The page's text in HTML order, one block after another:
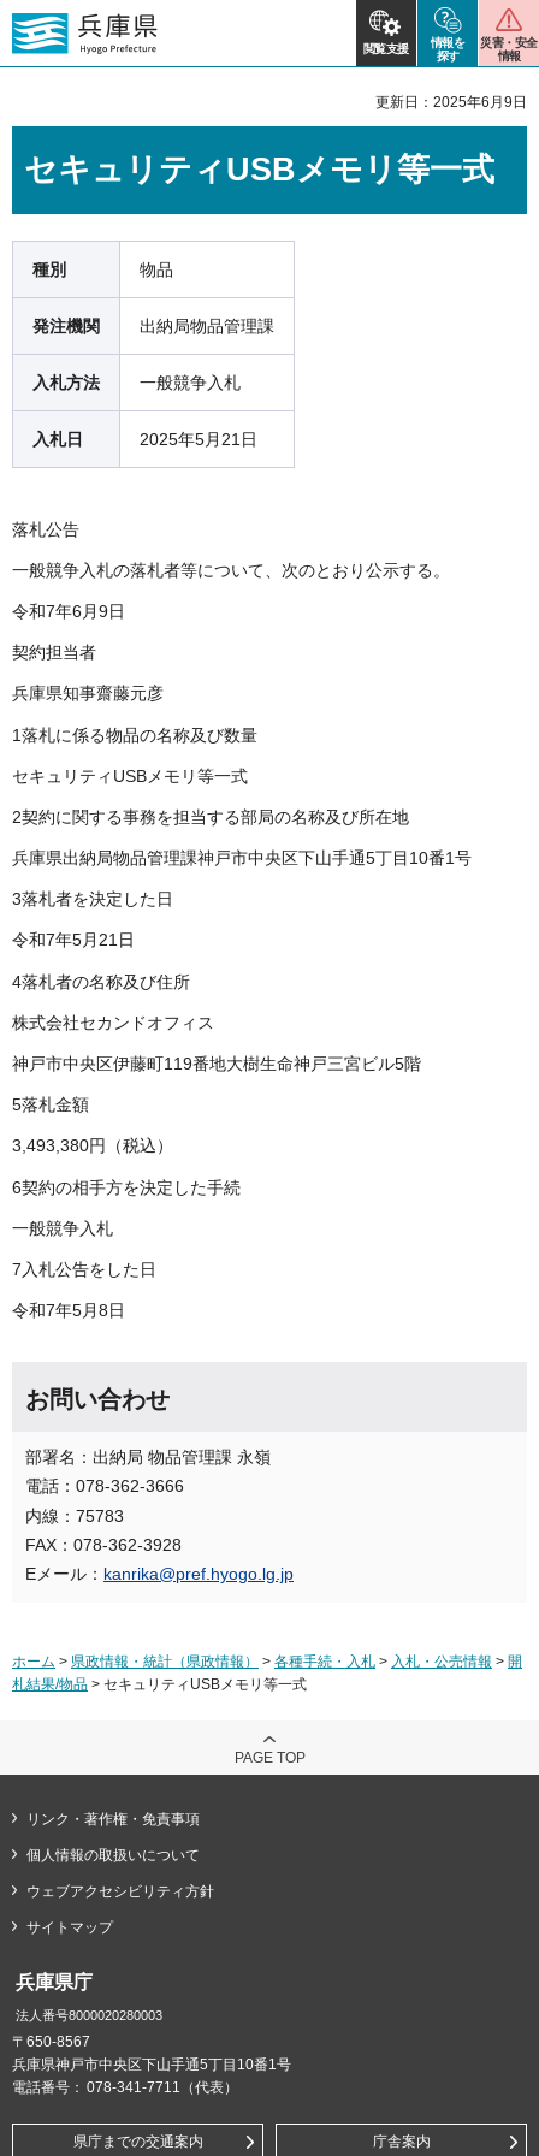
閲覧支援
情報を
探す
災害・安全
情報
更新日：2025年6月9日
セキュリティUSBメモリ等一式
種別 物品
発注機関 出納局物品管理課
入札方法 一般競争入札
入札日 2025年5月21日
落札公告
一般競争入札の落札者等について、次のとおり公示する。
令和7年6月9日
契約担当者
兵庫県知事齋藤元彦
1落札に係る物品の名称及び数量
セキュリティUSBメモリ等一式
2契約に関する事務を担当する部局の名称及び所在地
兵庫県出納局物品管理課神戸市中央区下山手通5丁目10番1号
3落札者を決定した日
令和7年5月21日
4落札者の名称及び住所
株式会社セカンドオフィス
神戸市中央区伊藤町119番地大樹生命神戸三宮ビル5階
5落札金額
3,493,380円（税込）
6契約の相手方を決定した手続
一般競争入札
7入札公告をした日
令和7年5月8日
お問い合わせ
部署名：出納局 物品管理課 永嶺
電話：078-362-3666
内線：75783
FAX：078-362-3928
Eメール： kanrika@pref.hyogo.lg.jp
ホーム > 県政情報・統計（県政情報） > 各種手続・入札 > 入札・公売情報 > 開
札結果/物品 > セキュリティUSBメモリ等一式
PAGE TOP
リンク・著作権・免責事項
個人情報の取扱いについて
ウェブアクセシビリティ方針
サイトマップ
兵庫県庁
法人番号8000020280003
〒650-8567
兵庫県神戸市中央区下山手通5丁目10番1号
電話番号： 078-341-7711（代表）
県庁までの交通案内 庁舎案内